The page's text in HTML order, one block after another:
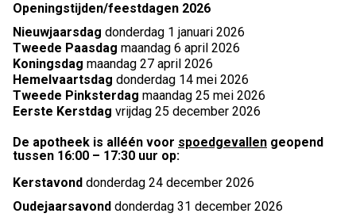
Openingstijden/feestdagen 2026
Nieuwjaarsdag donderdag 1 januari 2026
Tweede Paasdag maandag 6 april 2026
Koningsdag maandag 27 april 2026
Hemelvaartsdag donderdag 14 mei 2026
Tweede Pinksterdag maandag 25 mei 2026
Eerste Kerstdag vrijdag 25 december 2026
De apotheek is alléén voor spoedgevallen geopend
tussen 16:00 – 17:30 uur op:
Kerstavond donderdag 24 december 2026
Oudejaarsavond donderdag 31 december 2026